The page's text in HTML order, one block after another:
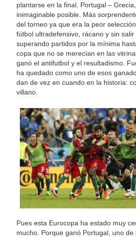
plantarse en la final. Portugal –
inimaginable posible. Más
del torneo ya que era la peor
fútbol ultradefensivo, rácano y sin
superando partidos por la mínima
copa que no se merecían en las
ganó el antifutbol y el resultadismo.
ha quedado como uno de esos
dan de vez en cuando en la historia:
villano.
Pues esta Eurocopa ha estado muy
mucho. Porque ganó Portugal, uno de